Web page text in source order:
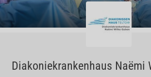
Diakoniekrankenhaus Naëmi